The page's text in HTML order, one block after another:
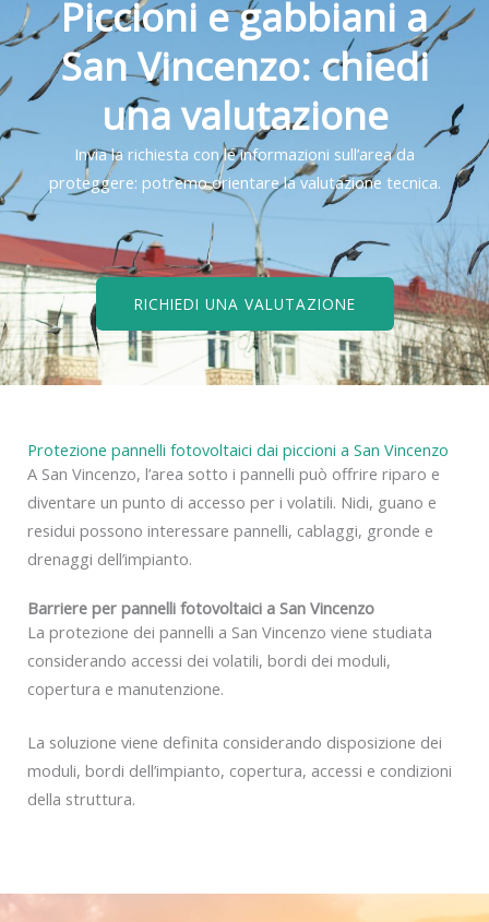
Piccioni e gabbiani a
San Vincenzo: chiedi
una valutazione
Invia la richiesta con le informazioni sull’area da
proteggere: potremo orientare la valutazione tecnica.
RICHIEDI UNA VALUTAZIONE
Protezione pannelli fotovoltaici dai piccioni a San Vincenzo
A San Vincenzo, l’area sotto i pannelli può offrire riparo e
diventare un punto di accesso per i volatili. Nidi, guano e
residui possono interessare pannelli, cablaggi, gronde e
drenaggi dell’impianto.
Barriere per pannelli fotovoltaici a San Vincenzo
La protezione dei pannelli a San Vincenzo viene studiata
considerando accessi dei volatili, bordi dei moduli,
copertura e manutenzione.
La soluzione viene definita considerando disposizione dei
moduli, bordi dell’impianto, copertura, accessi e condizioni
della struttura.